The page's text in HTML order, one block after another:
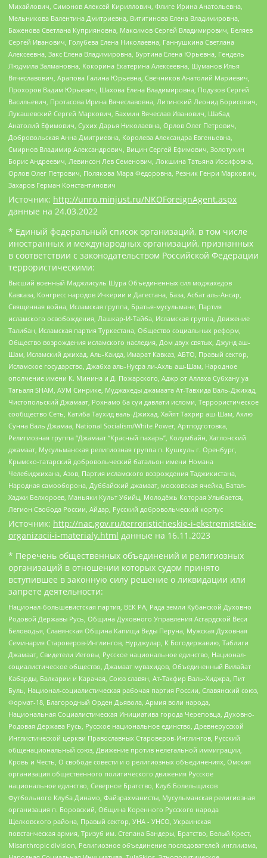
Михайлович, Симонов Алексей Кириллович, Флиге Ирина Анатольевна,
Мельникова Валентина Дмитриевна, Вититинова Елена Владимировна,
Баженова Светлана Куприяновна, Максимов Сергей Владимирович, Беляев
Сергей Иванович, Голубева Елена Николаевна, Ганнушкина Светлана
Алексеевна, Закс Елена Владимировна, Буртина Елена Юрьевна, Гендель
Людмила Залмановна, Кокорина Екатерина Алексеевна, Шуманов Илья
Вячеславович, Арапова Галина Юрьевна, Свечников Анатолий Мариевич,
Прохоров Вадим Юрьевич, Шахова Елена Владимировна, Подузов Сергей
Васильевич, Протасова Ирина Вячеславовна, Литинский Леонид Борисович,
Лукашевский Сергей Маркович, Бахмин Вячеслав Иванович, Шабад
Анатолий Ефимович, Сухих Дарья Николаевна, Орлов Олег Петрович,
Добровольская Анна Дмитриевна, Королева Александра Евгеньевна,
Смирнов Владимир Александрович, Вицин Сергей Ефимович, Золотухин
Борис Андреевич, Левинсон Лев Семенович, Локшина Татьяна Иосифовна,
Орлов Олег Петрович, Полякова Мара Федоровна, Резник Генри Маркович,
Захаров Герман Константинович
Источник: http://unro.minjust.ru/NKOForeignAgent.aspx
данные на 24.03.2022
* Единый федеральный список организаций, в том числе
иностранных и международных организаций, признанных
в соответствии с законодательством Российской Федерации
террористическими:
Высший военный Маджлисуль Шура Объединенных сил моджахедов
Кавказа, Конгресс народов Ичкерии и Дагестана, База, Асбат аль-Ансар,
Священная война, Исламская группа, Братья-мусульмане, Партия
исламского освобождения, Лашкар-И-Тайба, Исламская группа, Движение
Талибан, Исламская партия Туркестана, Общество социальных реформ,
Общество возрождения исламского наследия, Дом двух святых, Джунд аш-
Шам, Исламский джихад, Аль-Каида, Имарат Кавказ, АБТО, Правый сектор,
Исламское государство, Джабха аль-Нусра ли-Ахль аш-Шам, Народное
ополчение имени К. Минина и Д. Пожарского, Аджр от Аллаха Субхану уа
Тагьаля SHAM, АУМ Синрике, Муджахеды джамаата Ат-Тавхида Валь-Джихад,
Чистопольский Джамаат, Рохнамо ба суи давлати исломи, Террористическое
сообщество Сеть, Катиба Таухид валь-Джихад, Хайят Тахрир аш-Шам, Ахлю
Сунна Валь Джамаа, National Socialism/White Power, Артподготовка,
Религиозная группа “Джамаат “Красный пахарь”, Колумбайн, Хатлонский
джамаат, Мусульманская религиозная группа п. Кушкуль г. Оренбург,
Крымско-татарский добровольческий батальон имени Номана
Челебиджихана, Азов, Партия исламского возрождения Таджикистана,
Народная самооборона, Дуббайский джамаат, московская ячейка, Батал-
Хаджи Белхороев, Маньяки Культ Убийц, Молодёжь Которая Улыбается,
Легион Свобода России, Айдар, Русский добровольческий корпус
Источник: http://nac.gov.ru/terroristicheskie-i-ekstremistskie-
organizacii-i-materialy.html данные на 16.11.2023
* Перечень общественных объединений и религиозных
организаций в отношении которых судом принято
вступившее в законную силу решение о ликвидации или
запрете деятельности:
Национал-большевистская партия, ВЕК РА, Рада земли Кубанской Духовно
Родовой Державы Русь, Община Духовного Управления Асгардской Веси
Беловодья, Славянская Община Капища Веды Перуна, Мужская Духовная
Семинария Староверов-Инглингов, Нурджулар, К Богодержавию, Таблиги
Джамаат, Свидетели Иеговы, Русское национальное единство, Национал-
социалистическое общество, Джамаат мувахидов, Объединенный Вилайат
Кабарды, Балкарии и Карачая, Союз славян, Ат-Такфир Валь-Хиджра, Пит
Буль, Национал-социалистическая рабочая партия России, Славянский союз,
Формат-18, Благородный Орден Дьявола, Армия воли народа,
Национальная Социалистическая Инициатива города Череповца, Духовно-
Родовая Держава Русь, Русское национальное единство, Древнерусской
Инглистической церкви Православных Староверов-Инглингов, Русский
общенациональный союз, Движение против нелегальной иммиграции,
Кровь и Честь, О свободе совести и о религиозных объединениях, Омская
организация общественного политического движения Русское
национальное единство, Северное Братство, Клуб Болельщиков
Футбольного Клуба Динамо, Файзрахманисты, Мусульманская религиозная
организация п. Боровский, Община Коренного Русского народа
Щелковского района, Правый сектор, УНА - УНСО, Украинская
повстанческая армия, Тризуб им. Степана Бандеры, Братство, Белый Крест,
Misanthropic division, Религиозное объединение последователей инглиизма,